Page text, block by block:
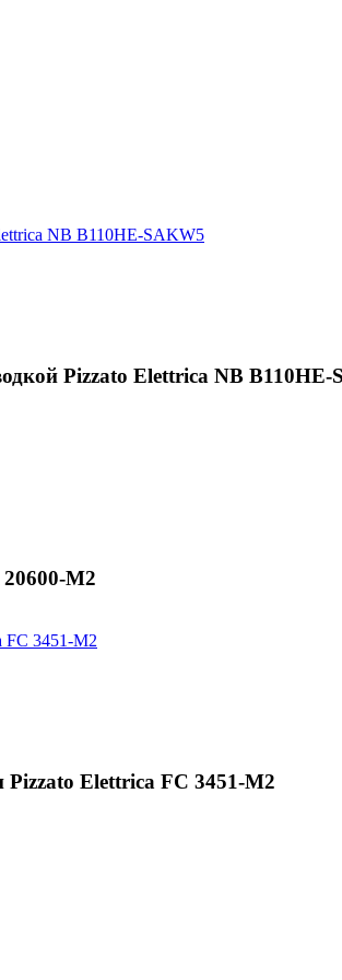
Pizzato Elettrica NB B110HE-
M2
Elettrica FC 3451-M2